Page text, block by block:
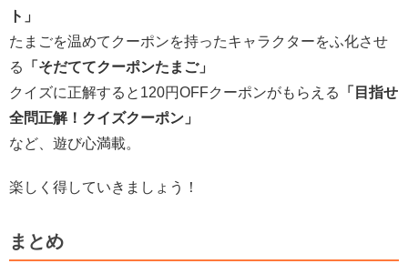
ト」
たまごを温めてクーポンを持ったキャラクターをふ化させ
る
「そだててクーポンたまご」
クイズに正解すると120円OFFクーポンがもらえる
「目指せ
全問正解！クイズクーポン」
など、遊び心満載。
楽しく得していきましょう！
まとめ